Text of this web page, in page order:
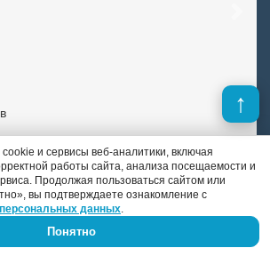
и сервисы веб-аналитики, включая
работы сайта, анализа посещаемости и
Продолжая пользоваться сайтом или
вы подтверждаете ознакомление с
данных.
Понятно